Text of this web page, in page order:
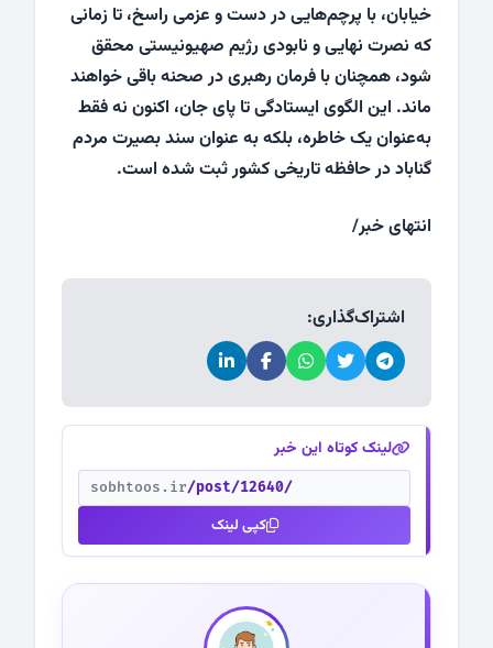
خیابان، با پرچم‌هایی در دست و عزمی راسخ، تا زمانی
که نصرت نهایی و نابودی رژیم صهیونیستی محقق
شود، همچنان با فرمان رهبری در صحنه باقی خواهند
ماند. این الگوی ایستادگی تا پای جان، اکنون نه فقط
به‌عنوان یک خاطره، بلکه به عنوان سند بصیرت مردم
گناباد در حافظه تاریخی کشور ثبت شده است.
انتهای خبر/
اشتراک‌گذاری:
لینک کوتاه این خبر
sobhtoos.ir/post/12640/
کپی لینک